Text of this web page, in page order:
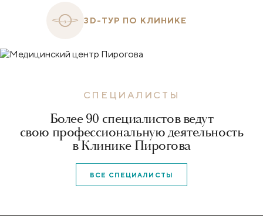
3D-ТУР ПО КЛИНИКЕ
СПЕЦИАЛИСТЫ
Более 90 специалистов ведут
свою профессиональную деятельность
в Клинике Пирогова
ВСЕ СПЕЦИАЛИСТЫ